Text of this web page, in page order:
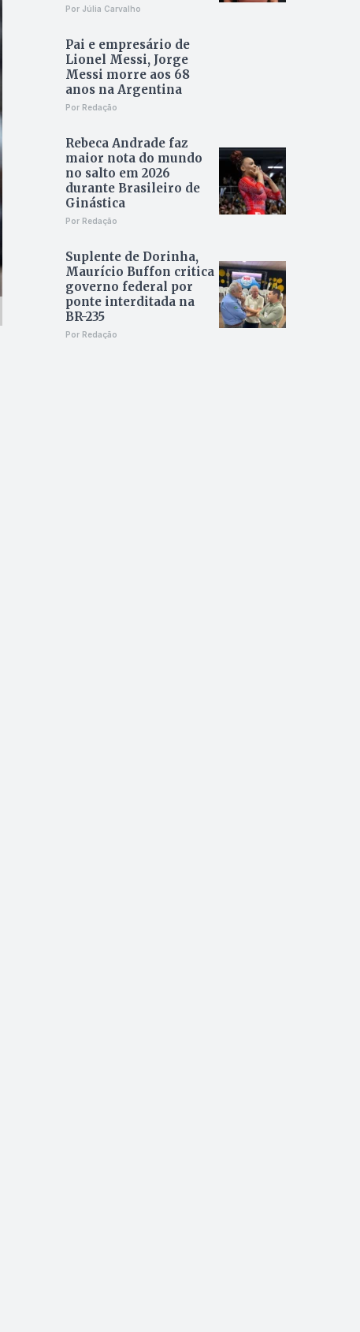
Por Júlia Carvalho
Pai e empresário de
Lionel Messi, Jorge
Messi morre aos 68
anos na Argentina
Por Redação
Rebeca Andrade faz
maior nota do mundo
no salto em 2026
durante Brasileiro de
Ginástica
Por Redação
Suplente de Dorinha,
Maurício Buffon critica
governo federal por
ponte interditada na
BR-235
Por Redação